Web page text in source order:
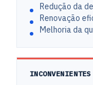
Redução da
Renovação
Melhoria da
INCONVENIENTES